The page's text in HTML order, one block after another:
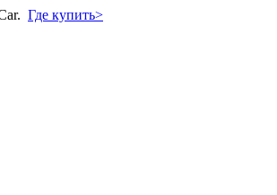
Где купить>